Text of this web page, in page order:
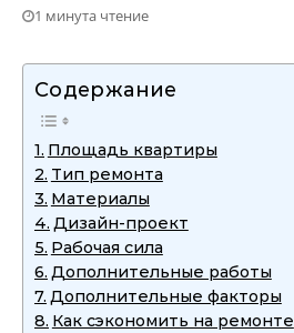
1 минута чтение
Содержание
Площадь квартиры
Тип ремонта
Материалы
Дизайн-проект
Рабочая сила
Дополнительные работы
Дополнительные факторы
Как сэкономить на ремонте